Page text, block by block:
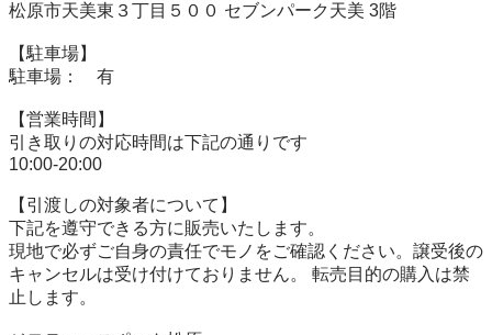
松原市天美東３丁目５００ セブンパーク天美 3階
【駐⾞場】
駐車場：　有
【営業時間】
引き取りの対応時間は下記の通りです
10:00-20:00
【引渡しの対象者について】
下記を遵守できる⽅に販売いたします。
現地で必ずご⾃⾝の責任でモノをご確認ください。譲受後の
キャンセルは受け付けておりません。 転売⽬的の購⼊は禁
⽌します。